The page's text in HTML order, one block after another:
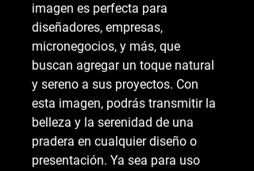
imagen es perfecta para
diseñadores, empresas,
micronegocios, y más, que
buscan agregar un toque natural
y sereno a sus proyectos. Con
esta imagen, podrás transmitir la
belleza y la serenidad de una
pradera en cualquier diseño o
presentación. Ya sea para uso